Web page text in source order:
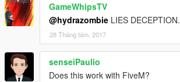
GameWhipsTV
@hydrazombie LIES DECEPTION.
28 Tháng tám, 2017
senseiPaulio
Does this work with FiveM?